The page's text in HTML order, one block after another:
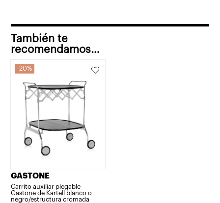
También te
recomendamos…
20%
GASTONE
Carrito auxiliar plegable
Gastone de Kartell blanco o
negro/estructura cromada